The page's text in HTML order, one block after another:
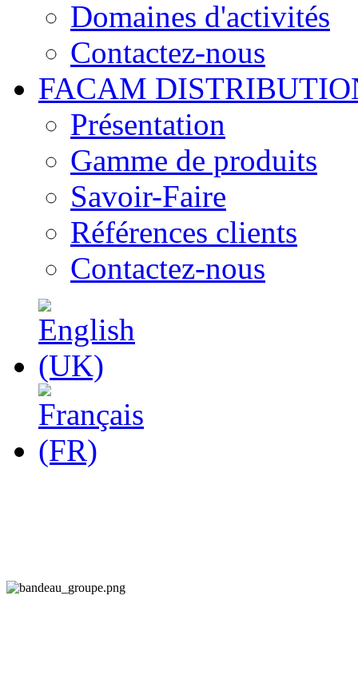
Domaines d'activités
Contactez-nous
FACAM
Présentation
Gamme de produits
Savoir-Faire
Références clients
Contactez-nous